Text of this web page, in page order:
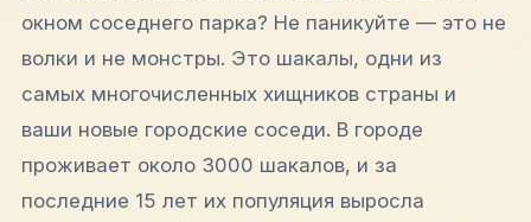
окном соседнего парка? Не паникуйте — это не
волки и не монстры. Это шакалы, одни из
самых многочисленных хищников страны и
ваши новые городские соседи. В городе
проживает около 3000 шакалов, и за
последние 15 лет их популяция выросла